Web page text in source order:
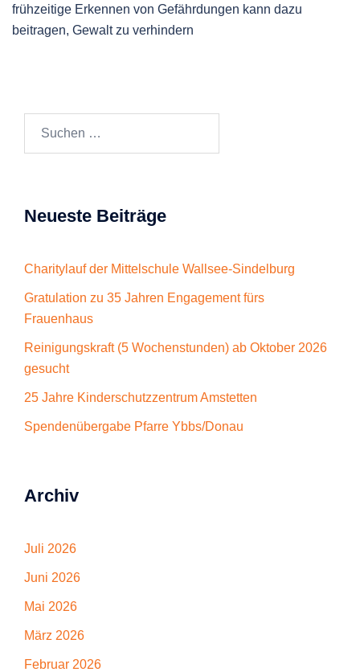
frühzeitige Erkennen von Gefährdungen kann dazu
beitragen, Gewalt zu verhindern
Neueste Beiträge
Charitylauf der Mittelschule Wallsee-Sindelburg
Gratulation zu 35 Jahren Engagement fürs
Frauenhaus
Reinigungskraft (5 Wochenstunden) ab Oktober 2026
gesucht
25 Jahre Kinderschutzzentrum Amstetten
Spendenübergabe Pfarre Ybbs/Donau
Archiv
Juli 2026
Juni 2026
Mai 2026
März 2026
Februar 2026